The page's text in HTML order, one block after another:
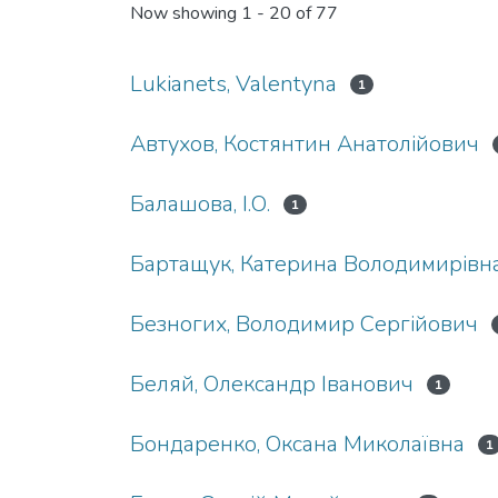
Now showing 1 - 20 of 77
Lukianets, Valentyna 1
Автухов, Костянтин Анатолійович
Балашова, І.О. 1
Бартащук, Катерина
Безногих, Володимир Сергійович
Беляй, Олександр Іванович 1
Бондаренко, Оксана Миколаївна 1